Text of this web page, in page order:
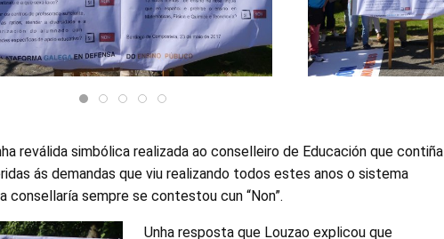
reválida simbólica realizada ao conselleiro de Educación que contiña
ás demandas que viu realizando todos estes anos o sistema
consellaría sempre se contestou cun “Non”.
Unha resposta que Louzao explicou que